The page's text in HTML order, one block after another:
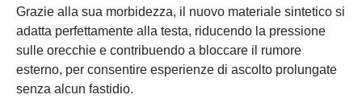
Grazie alla sua morbidezza, il nuovo materiale sintetico si
adatta perfettamente alla testa, riducendo la pressione
sulle orecchie e contribuendo a bloccare il rumore
esterno, per consentire esperienze di ascolto prolungate
senza alcun fastidio.